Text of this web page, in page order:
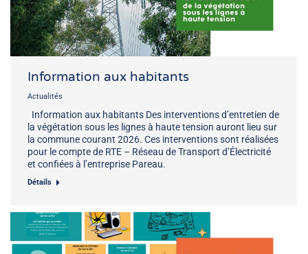
Information aux habitants
Actualités
Information aux habitants Des interventions d’entretien de
la végétation sous les lignes à haute tension auront lieu sur
la commune courant 2026. Ces interventions sont réalisées
pour le compte de RTE – Réseau de Transport d’Électricité
et confiées à l’entreprise Pareau.
Détails